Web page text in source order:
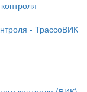
- ТрассоВИК